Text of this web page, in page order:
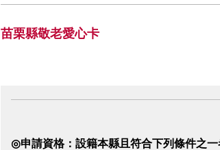
苗栗縣敬老愛心卡
◎申請資格： 設籍本縣且符合下列條件之一